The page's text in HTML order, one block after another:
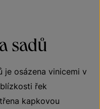
sadů
je osázena vinicemi v
řek
kapkovou